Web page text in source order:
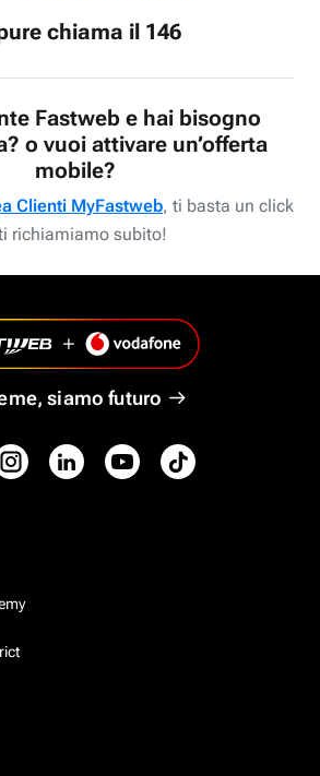
chiama il 146
Fastweb e hai bisogno
o vuoi attivare un’offerta
mobile?
Clienti MyFastweb, ti basta un click
richiamiamo subito!
siamo futuro